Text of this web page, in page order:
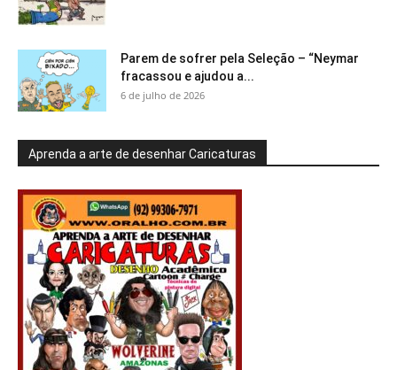
Parem de sofrer pela Seleção – “Neymar
fracassou e ajudou a...
6 de julho de 2026
Aprenda a arte de desenhar Caricaturas